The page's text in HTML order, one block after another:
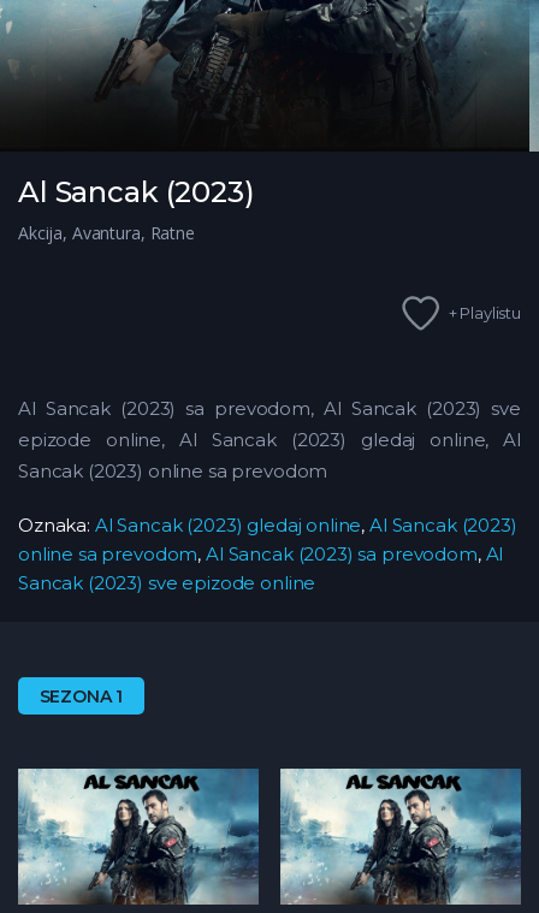
Al Sancak (2023)
Akcija, Avantura, Ratne
+ Playlistu
Al Sancak (2023) sa prevodom, Al Sancak (2023) sve
epizode online, Al Sancak (2023) gledaj online, Al
Sancak (2023) online sa prevodom
Oznaka: Al Sancak (2023) gledaj online,Al Sancak (2023)
online sa prevodom,Al Sancak (2023) sa prevodom, Al
Sancak (2023) sve epizode online
SEZONA 1